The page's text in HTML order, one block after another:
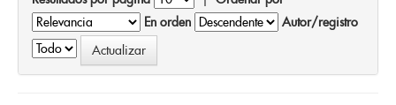
En orden
Autor/registro